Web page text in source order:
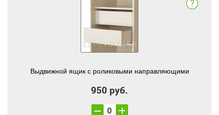
Выдвижной ящик с роликовыми направляющими
950 руб.